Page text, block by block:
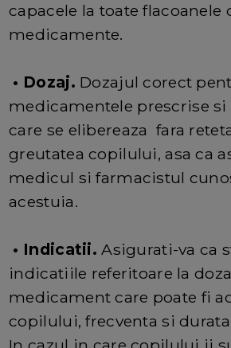
capacele la toate flacoanele
medicamente.
• Dozaj. Dozajul corect
medicamentele prescrise si
care se elibereaza fara
greutatea copilului, asa ca
medicul si farmacistul
acestuia.
• Indicatii.Asigurati-va ca
indicatiile referitoare la
medicament care poate fi
copilului, frecventa si